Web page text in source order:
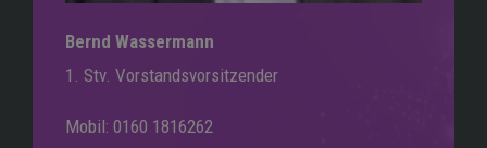
Bernd Wassermann
1. Stv. Vorstandsvorsitzender
Mobil: 0160 1816262